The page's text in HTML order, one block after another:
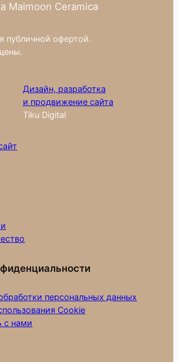
Maimoon Ceramica
публичной офертой.
Дизайн, разработка
и продвижение сайта
Tiku Digital
персональных данных
Cookie
с нами